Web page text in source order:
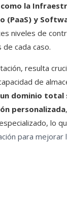
la
(PaaS) y
niveles de
cada caso.
resulta
de
dominio
personalizada
lo
para mejorar